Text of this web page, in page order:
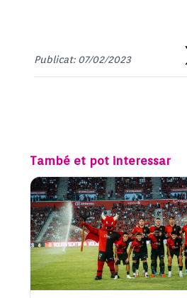
Publicat: 07/02/2023
També et pot interessar